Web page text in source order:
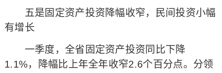
五是固定资产投资降幅收窄，民间投资小幅
有增长
一季度，全省固定资产投资同比下降
1.1%，降幅比上年全年收窄2.6个百分点。分领